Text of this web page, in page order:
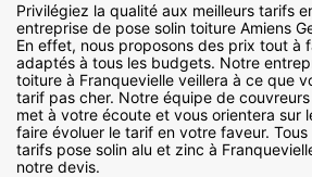
Privilégiez la qualité aux meilleurs tarifs
entreprise de pose solin toiture Amiens
En effet, nous proposons des prix tout à
adaptés à tous les budgets. Notre
toiture à Franquevielle veillera à ce que
tarif pas cher. Notre équipe de
met à votre écoute et vous orientera sur
faire évoluer le tarif en votre faveur.
tarifs pose solin alu et zinc à
notre devis.